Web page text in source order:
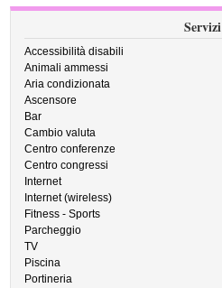
Servizi
Accessibilità disabili
Animali ammessi
Aria condizionata
Ascensore
Bar
Cambio valuta
Centro conferenze
Centro congressi
Internet
Internet (wireless)
Fitness - Sports
Parcheggio
TV
Piscina
Portineria